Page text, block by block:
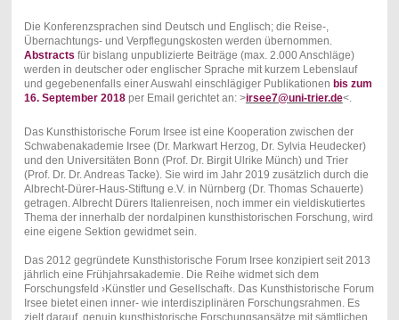
Die Konferenzsprachen sind Deutsch und Englisch; die Reise-,
Übernachtungs- und Verpflegungskosten werden übernommen.
Abstracts für bislang unpublizierte Beiträge (max. 2.000 Anschläge)
werden in deutscher oder englischer Sprache mit kurzem Lebenslauf
und gegebenenfalls einer Auswahl einschlägiger Publikationen bis zum
16. September 2018per Email gerichtet an: >irsee7@uni-trier.de<.
Das Kunsthistorische Forum Irsee ist eine Kooperation zwischen der
Schwabenakademie Irsee (Dr. Markwart Herzog, Dr. Sylvia Heudecker)
und den Universitäten Bonn (Prof. Dr. Birgit Ulrike Münch) und Trier
(Prof. Dr. Dr. Andreas Tacke). Sie wird im Jahr 2019 zusätzlich durch die
Albrecht-Dürer-Haus-Stiftung e.V. in Nürnberg (Dr. Thomas Schauerte)
getragen. Albrecht Dürers Italienreisen, noch immer ein vieldiskutiertes
Thema der innerhalb der nordalpinen kunsthistorischen Forschung, wird
eine eigene Sektion gewidmet sein.
Das 2012 gegründete Kunsthistorische Forum Irsee konzipiert seit 2013
jährlich eine Frühjahrsakademie. Die Reihe widmet sich dem
Forschungsfeld ›Künstler und Gesellschaft‹. Das Kunsthistorische Forum
Irsee bietet einen inner- wie interdisziplinären Forschungsrahmen. Es
zielt darauf, genuin kunsthistorische Forschungsansätze mit sämtlichen